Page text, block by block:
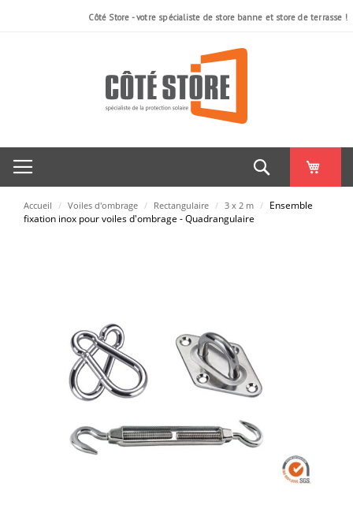
Côté Store - votre spécialiste de store banne et store de terrasse !
Rechercher
Accueil / Voiles d'ombrage / Rectangulaire / 3 x 2 m / Ensemble
fixation inox pour voiles d'ombrage - Quadrangulaire